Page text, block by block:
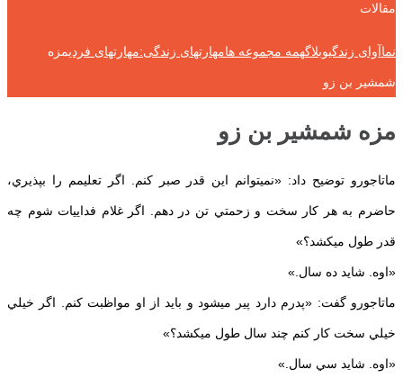
مقالات
نماآوای زندگیوبلاگهمه مجموعه هامهارتهای زندگی:مهارتهای فردیمزه
شمشير بن زو
مزه شمشير بن زو
ماتاجورو توضيح داد: «نمي‎توانم اين قدر صبر كنم. اگر تعليمم را بپذيري،
حاضرم به هر كار سخت و زحمتي تن در دهم. اگر غلام فدايي‎ات شوم چه
قدر طول مي‎كشد؟»
«اوه. شايد ده سال.»
ماتاجورو گفت: «پدرم دارد پير مي‎شود و بايد از او مواظبت كنم. اگر خيلي
خيلي سخت كار كنم چند سال طول مي‎كشد؟»
«اوه. شايد سي سال.»